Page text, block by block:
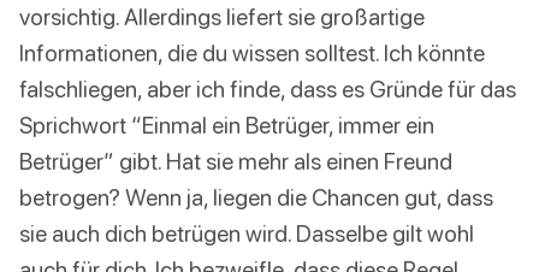
vorsichtig. Allerdings liefert sie großartige
Informationen, die du wissen solltest. Ich könnte
falschliegen, aber ich finde, dass es Gründe für das
Sprichwort “Einmal ein Betrüger, immer ein
Betrüger” gibt. Hat sie mehr als einen Freund
betrogen? Wenn ja, liegen die Chancen gut, dass
sie auch dich betrügen wird. Dasselbe gilt wohl